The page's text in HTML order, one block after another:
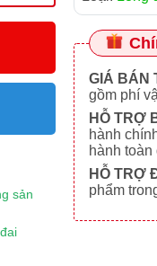
sản
GIÁ BÁN
gồm phí
HỖ TRỢ
hành
hành toàn
HỖ TRỢ
phẩm